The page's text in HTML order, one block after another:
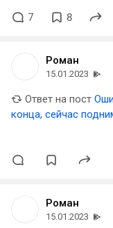
7 8
Роман
15.01.2023
Ответ на пост
конца, сейчас
Роман
15.01.2023